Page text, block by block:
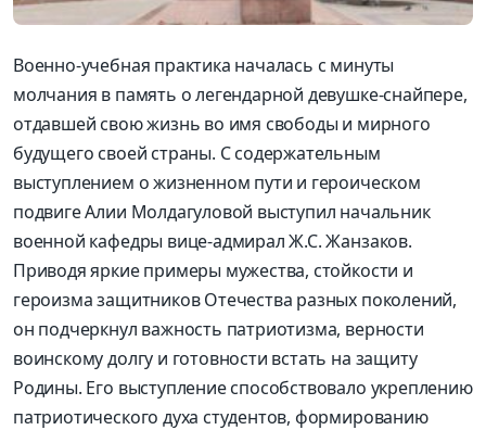
Военно-учебная практика началась с минуты
молчания в память о легендарной девушке-снайпере,
отдавшей свою жизнь во имя свободы и мирного
будущего своей страны. С содержательным
выступлением о жизненном пути и героическом
подвиге Алии Молдагуловой выступил начальник
военной кафедры вице-адмирал Ж.С. Жанзаков.
Приводя яркие примеры мужества, стойкости и
героизма защитников Отечества разных поколений,
он подчеркнул важность патриотизма, верности
воинскому долгу и готовности встать на защиту
Родины. Его выступление способствовало укреплению
патриотического духа студентов, формированию